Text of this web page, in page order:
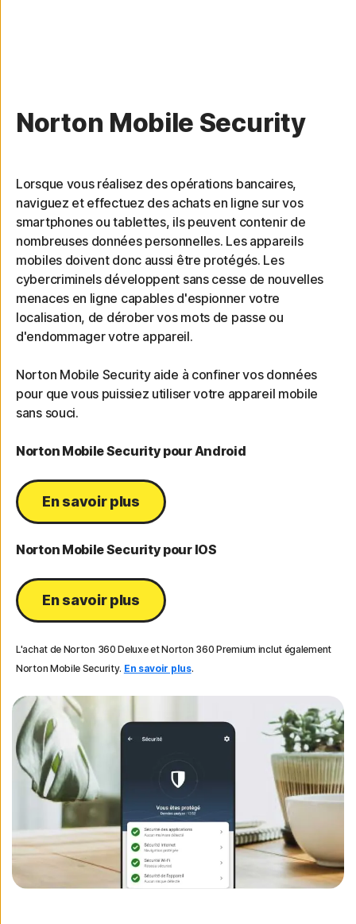
Norton Mobile Security
Lorsque vous réalisez des opérations bancaires,
naviguez et effectuez des achats en ligne sur vos
smartphones ou tablettes, ils peuvent contenir de
nombreuses données personnelles. Les appareils
mobiles doivent donc aussi être protégés. Les
cybercriminels développent sans cesse de nouvelles
menaces en ligne capables d'espionner votre
localisation, de dérober vos mots de passe ou
d'endommager votre appareil.
Norton Mobile Security aide à confiner vos données
pour que vous puissiez utiliser votre appareil mobile
sans souci.
Norton Mobile Security pour Android
En savoir plus
Norton Mobile Security pour IOS
En savoir plus
L'achat de Norton 360 Deluxe et Norton 360 Premium inclut également
Norton Mobile Security. En savoir plus.